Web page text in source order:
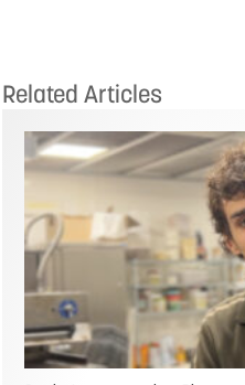
Related Articles